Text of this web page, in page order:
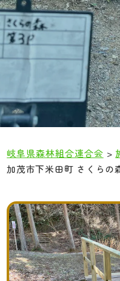
岐阜県森林組合連合会 >
加茂市下米田町 さくらの